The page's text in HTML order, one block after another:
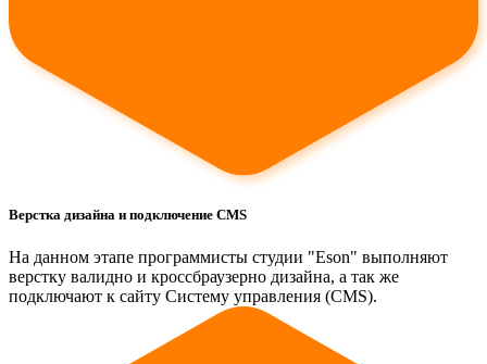
Верстка дизайна и подключение CMS
На данном этапе программисты студии "Eson" выполняют
верстку валидно и кроссбраузерно дизайна, а так же
подключают к сайту Систему управления (CMS).